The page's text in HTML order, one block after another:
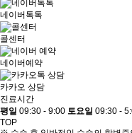
네이버톡톡
콜센터
네이버예약
카카오 상담
진료시간
평일 09:30 - 9:00 토요일 09:30 -
TOP